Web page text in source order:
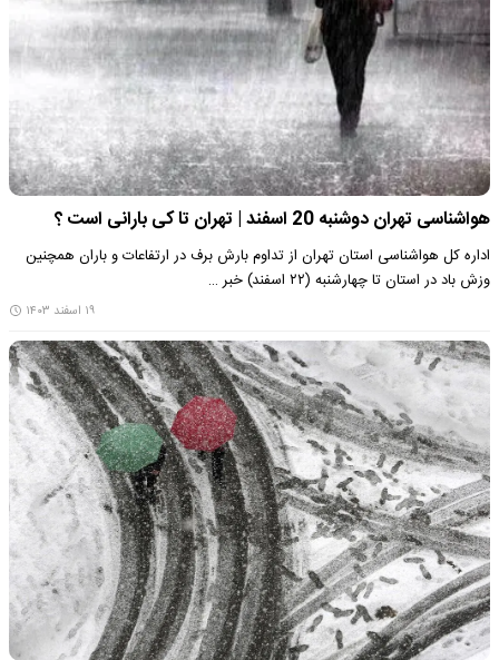
هواشناسی تهران دوشنبه 20 اسفند | تهران تا کی بارانی است ؟
اداره کل هواشناسی استان تهران از تداوم بارش برف در ارتفاعات و باران همچنین
وزش باد در استان تا چهارشنبه (۲۲ اسفند) خبر …
۱۹ اسفند ۱۴۰۳